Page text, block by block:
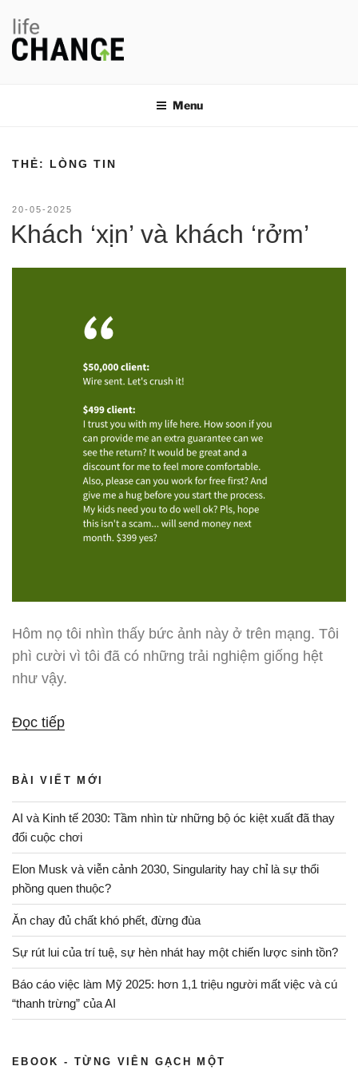
phần
Menu
THẺ: LÒNG TIN
ĐĂNG
TRONG
20-05-2025
Khách ‘xịn’ và khách ‘rởm’
Hôm nọ tôi nhìn thấy bức ảnh này ở trên mạng. Tôi
phì cười vì tôi đã có những trải nghiệm giống hệt
như vậy.
Đọc tiếp“Khách
‘rởm’”
BÀI VIẾT MỚI
AI và Kinh tế 2030: Tầm nhìn từ những bộ óc kiệt xuất đã thay
đổi cuộc chơi
Elon Musk và viễn cảnh 2030, Singularity hay chỉ là sự thổi
phồng quen thuộc?
Ăn chay đủ chất khó phết, đừng đùa
Sự rút lui của trí tuệ, sự hèn nhát hay một chiến lược sinh tồn?
Báo cáo việc làm Mỹ 2025: hơn 1,1 triệu người mất việc và cú
“thanh trừng” của AI
EBOOK - TỪNG VIÊN GẠCH MỘT